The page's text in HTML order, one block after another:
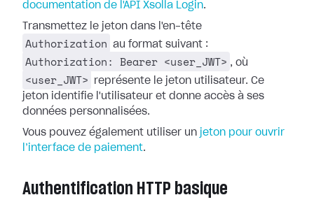
documentation de l'API Xsolla Login.
Transmettez le jeton dans l'en-tête
Authorization au format suivant :
Authorization: Bearer <user_JWT> , où
<user_JWT>
représente le jeton utilisateur. Ce
jeton identifie l'utilisateur et donne accès à ses
données personnalisées.
Vous pouvez également utiliser un jeton pour ouvrir
l’interface de paiement.
Authentification HTTP basique